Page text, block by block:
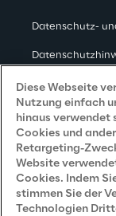
Datenschutz-
Accessibility
Diese Webseite
Nutzung einfach
hinaus verwendet
Cookies und
Retargeting-
Website
Cookies. Indem
stimmen Sie der
Technologien